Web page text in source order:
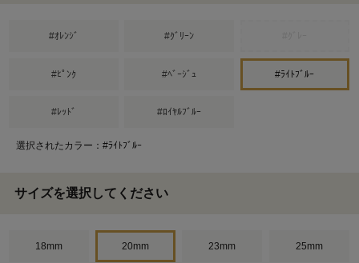
#ｵﾚﾝｼﾞ #ｸﾞﾘｰﾝ
#ﾋﾟﾝｸ #ﾍﾞｰｼﾞｭ #ﾗｲﾄﾌﾞﾙｰ
#ﾚｯﾄﾞ #ﾛｲﾔﾙﾌﾞﾙｰ
選択されたカラー：#ﾗｲﾄﾌﾞﾙｰ
サイズを選択してください
18mm 20mm 23mm 25mm